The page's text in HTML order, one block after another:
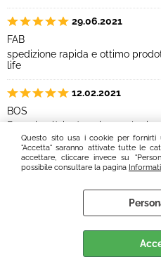
Questo sito usa i cookie per fornirti
"Accetta" saranno attivate tutte le
accettare, cliccare invece su
possibile consultare la pagina
29.06.2021
FAB
spedizione rapida e ottimo
life
12.02.2021
BOS
Batteria già in dotazione sul mio
Arrivata con imballo originale e
perfettamente funzionante.
Ottimo il sito, preciso e puntuale
me effettuato con una semplice
Prodotto come da descrizione,
prezioso supporto del servizio